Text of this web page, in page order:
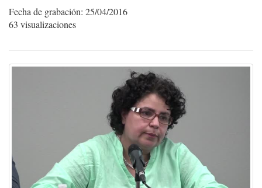
Fecha de grabación: 25/04/2016
63 visualizaciones